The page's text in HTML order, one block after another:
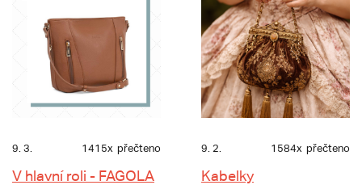
9. 3. 1415x přečteno
V hlavní roli - FAGOLA
9. 2. 1584x přečteno
Kabelky